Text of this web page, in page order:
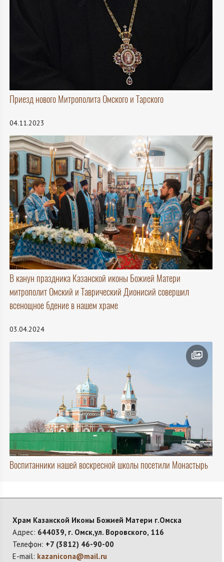
Приезд нового Митрополита Омского и Тарского
04.11.2023
В канун праздника Казанской иконы Божией Матери
митрополит Омский и Таврический Дионисий совершил
всенощное бдение в нашем храме
03.04.2024
Воспитанники нашей воскресной школы посетили Монастырь
Храм Казанской Иконы Божией Матери г.Омска
Адрес: 644039, г. Омск,ул. Воровского, 116
Телефон: +7 (3812) 46-90-00
E-mail: kazanicona@mail.ru